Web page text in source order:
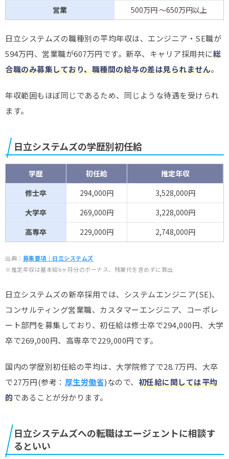
営業 500万円 ～650万円以上
日立システムズの職種別の平均年収は、エンジニア・SE職が
594万円、営業職が607万円です。新卒、キャリア採用共に総
合職のみ募集しており、職種間の給与の差は見られません。
年収範囲もほぼ同じであるため、同じような待遇を受けられ
ます。
日立システムズの学歴別初任給
学歴 初任給
推定年収
修士卒
294,000円
3,528,000円
大学卒
269,000円
3,228,000円
高専卒
229,000円 2,748,000円
出典： 募集要項｜日立システムズ
※推定年収は基本給6ヶ月分のボーナス、残業代を含めずに算出
日立システムズの新卒採用では、システムエンジニア(SE)、
コンサルティング営業職、カスタマーエンジニア、コーポレ
ート部門を募集しており、初任給は修士卒で294,000円、大学
卒で269,000円、高専卒で229,000円です。
国内の学歴別初任給の平均は、大学院修了で28.7万円、大卒
で27万円(参考： 厚生労働省)なので、 初任給に関しては平均
的であることが分かります。
日立システムズへの転職はエージェントに相談す
るといい